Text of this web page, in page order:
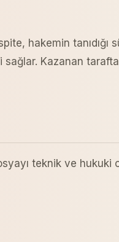
hakemin tanıdığı
Kazanan
teknik ve